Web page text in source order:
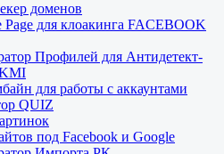
доменов
Page для клоакинга FACEBOOK
Профилей для Антидетект-
для работы с аккаунтами
QUIZ
под Facebook и Google